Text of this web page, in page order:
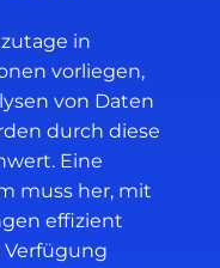
in
vorliegen,
von Daten
durch diese
Eine
muss her, mit
effizient